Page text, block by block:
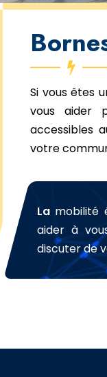
Si vous êtes
vous aider
accessibles
votre
La mobilité
aider à
discuter de